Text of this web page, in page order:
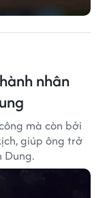
nhân
mà còn bởi
giúp ông trở
Dung.